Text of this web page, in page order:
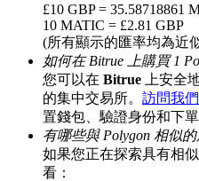
邀請朋友獲得現金獎勵
BTC 專享獎勵
£10 GBP = 35.58718861
10 MATIC = £2.81 GBP
(所有顯示的匯率均為近
如何在 Bitrue 上購買 1
您可以在 Bitrue 上安全
的集中交易所。 訪問我
置錢包、驗證身份和下單
有哪些與 Polygon 相似
如果您正在探索具有相
看：